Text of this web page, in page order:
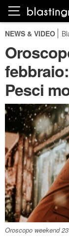
NEWS & VIDEO
Pesci
Oroscopo weekend